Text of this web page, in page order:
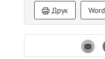
Друк Word